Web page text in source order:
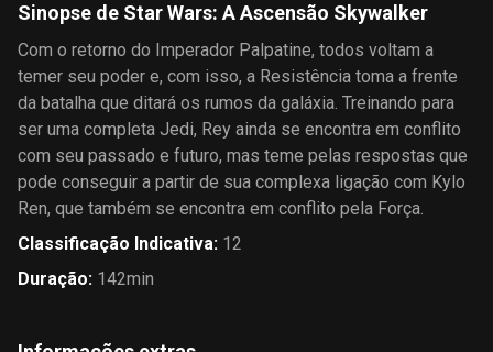
Sinopse de Star Wars: A Ascensão Skywalker
Com o retorno do Imperador Palpatine, todos voltam a
temer seu poder e, com isso, a Resistência toma a frente
da batalha que ditará os rumos da galáxia. Treinando para
ser uma completa Jedi, Rey ainda se encontra em conflito
com seu passado e futuro, mas teme pelas respostas que
pode conseguir a partir de sua complexa ligação com Kylo
Ren, que também se encontra em conflito pela Força.
Classificação Indicativa: 12
Duração: 142min